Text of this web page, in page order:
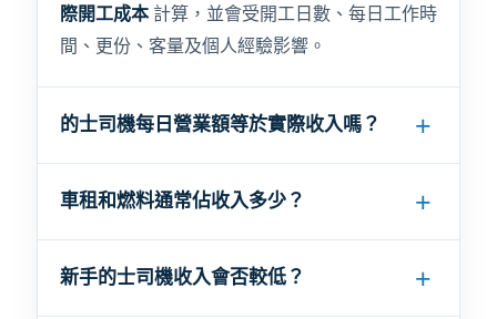
際開工成本計算，並會受開工日數、每日工作時
間、更份、客量及個人經驗影響。
的士司機每日營業額等於實際收入嗎？
車租和燃料通常佔收入多少？
新手的士司機收入會否較低？